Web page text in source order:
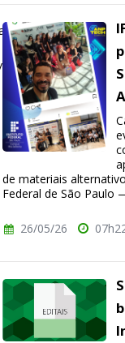
de materiais
Federal de São Paulo
26/05/26